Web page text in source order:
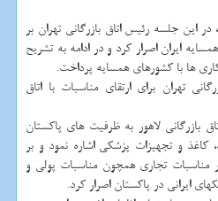
این جلسه رئیس اتاق بازرگانی تهران بر
ایران اصرار كرد و در ادامه به تشریح
ها با كشورهای همسایه پرداخت.
تهران برای ارتقای مناسبات با اتاق
بازرگانی لاهور به ظرفیت های پاكستان
و تجهیزات پزشكی اشاره نمود و بر
تجاری همچون مناسبات پولی و
ایرانی در پاكستان اصرار كرد.